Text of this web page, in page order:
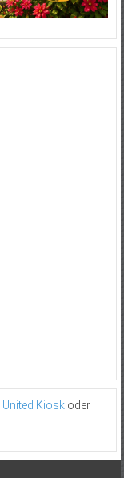
United Kioskoder